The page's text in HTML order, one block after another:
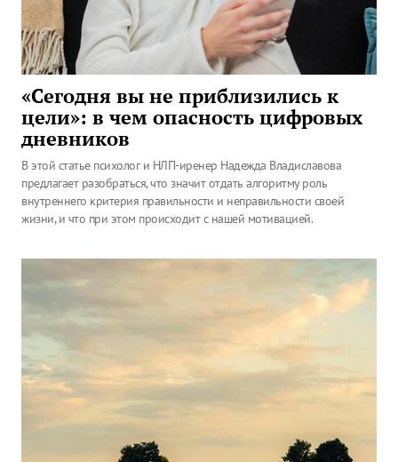
«Сегодня вы не приблизились к
цели»: в чем опасность цифровых
дневников
В этой статье психолог и НЛП-иренер Надежда Владиславова
предлагает разобраться, что значит отдать алгоритму роль
внутреннего критерия правильности и неправильности своей
жизни, и что при этом происходит с нашей мотивацией.